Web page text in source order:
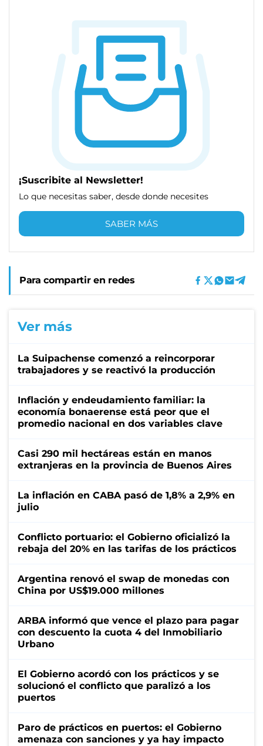
¡Suscribite al Newsletter!
Lo que necesitas saber, desde donde necesites
SABER MÁS
Para compartir en redes
Ver más
La Suipachense comenzó a reincorporar
trabajadores y se reactivó la producción
Inflación y endeudamiento familiar: la
economía bonaerense está peor que el
promedio nacional en dos variables clave
Casi 290 mil hectáreas están en manos
extranjeras en la provincia de Buenos Aires
La inflación en CABA pasó de 1,8% a 2,9% en
julio
Conflicto portuario: el Gobierno oficializó la
rebaja del 20% en las tarifas de los prácticos
Argentina renovó el swap de monedas con
China por US$19.000 millones
ARBA informó que vence el plazo para pagar
con descuento la cuota 4 del Inmobiliario
Urbano
El Gobierno acordó con los prácticos y se
solucionó el conflicto que paralizó a los
puertos
Paro de prácticos en puertos: el Gobierno
amenaza con sanciones y ya hay impacto